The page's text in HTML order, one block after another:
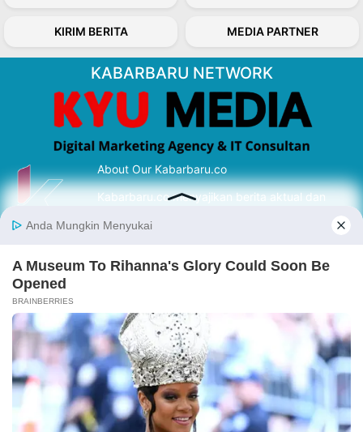
KIRIM BERITA MEDIA PARTNER
KABARBARU NETWORK
About Our Kabarbaru.co
Kabarbaru.co menyajikan berita aktual dan
serta terverifikasi dari sumber yang tepat.
Follow Kabarbaru
Kabarbaru.co
Copyright © 2026. All rights reserved